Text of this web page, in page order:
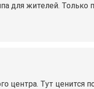
для жителей. Только
центра. Тут ценится